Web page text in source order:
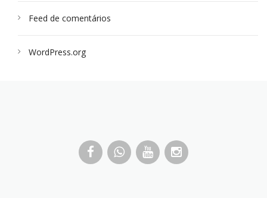
Feed de comentários
WordPress.org